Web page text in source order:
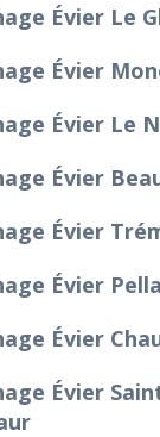
Évier Le
Évier
Évier Le
Évier
Évier
Évier
Évier
Évier